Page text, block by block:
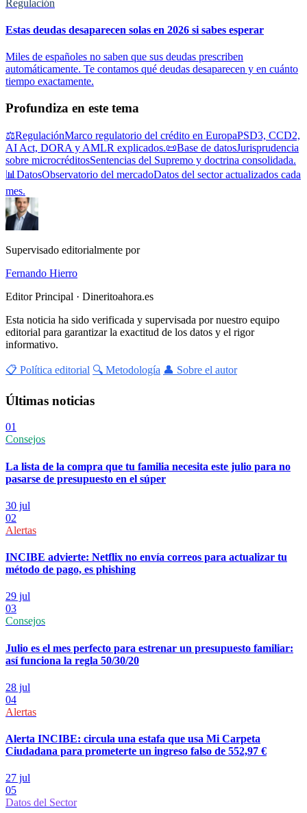
Regulación
Estas deudas desaparecen solas en 2026 si sabes esperar
Miles de españoles no saben que sus deudas prescriben
automáticamente. Te contamos qué deudas desaparecen y en cuánto
tiempo exactamente.
Profundiza en este tema
⚖️RegulaciónMarco regulatorio del crédito en EuropaPSD3, CCD2,
AI Act, DORA y AMLR explicados.📜Base de datosJurisprudencia
sobre microcréditosSentencias del Supremo y doctrina consolidada.
📊 DatosObservatorio del mercadoDatos del sector actualizados cada
mes.
Supervisado editorialmente por
Fernando Hierro
Editor Principal · Dineritoahora.es
Esta noticia ha sido verificada y supervisada por nuestro equipo
editorial para garantizar la exactitud de los datos y el rigor
informativo.
📋 Política editorial 🔍 Metodología 👤 Sobre el autor
Últimas noticias
01
Consejos
La lista de la compra que tu familia necesita este julio para no
pasarse de presupuesto en el súper
30 jul
02
Alertas
INCIBE advierte: Netflix no envía correos para actualizar tu
método de pago, es phishing
29 jul
03
Consejos
Julio es el mes perfecto para estrenar un presupuesto familiar:
así funciona la regla 50/30/20
28 jul
04
Alertas
Alerta INCIBE: circula una estafa que usa Mi Carpeta
Ciudadana para prometerte un ingreso falso de 552,97 €
27 jul
05
Datos del Sector